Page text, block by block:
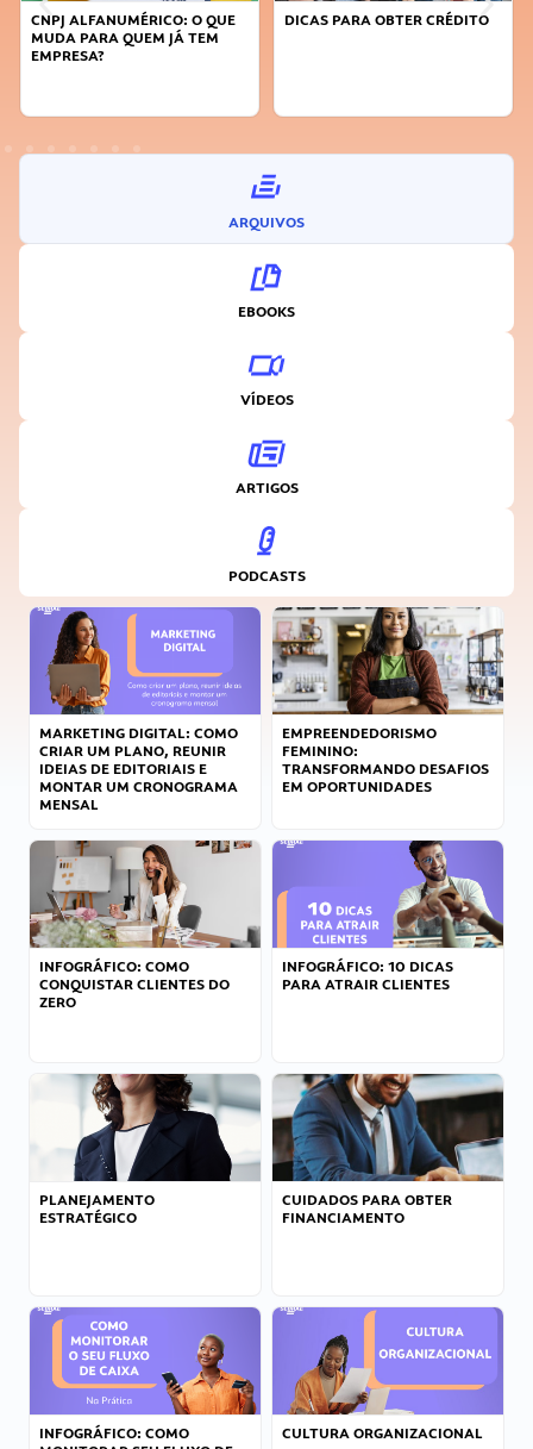
CNPJ ALFANUMÉRICO: O QUE
MUDA PARA QUEM JÁ TEM
EMPRESA?
DICAS PARA OBTER CRÉDITO
ARQUIVOS
EBOOKS
VÍDEOS
ARTIGOS
PODCASTS
MARKETING DIGITAL: COMO
CRIAR UM PLANO, REUNIR
IDEIAS DE EDITORIAIS E
MONTAR UM CRONOGRAMA
MENSAL
EMPREENDEDORISMO
FEMININO:
TRANSFORMANDO DESAFIOS
EM OPORTUNIDADES
INFOGRÁFICO: COMO
CONQUISTAR CLIENTES DO
ZERO
INFOGRÁFICO: 10 DICAS
PARA ATRAIR CLIENTES
PLANEJAMENTO
ESTRATÉGICO
CUIDADOS PARA OBTER
FINANCIAMENTO
INFOGRÁFICO: COMO
CULTURA ORGANIZACIONAL